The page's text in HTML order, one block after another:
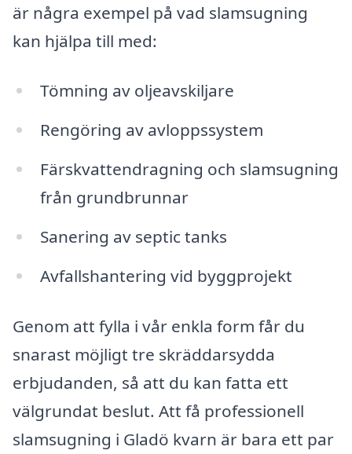
är några exempel på vad slamsugning
kan hjälpa till med:
Tömning av oljeavskiljare
Rengöring av avloppssystem
Färskvattendragning och slamsugning
från grundbrunnar
Sanering av septic tanks
Avfallshantering vid byggprojekt
Genom att fylla i vår enkla form får du
snarast möjligt tre skräddarsydda
erbjudanden, så att du kan fatta ett
välgrundat beslut. Att få professionell
slamsugning i Gladö kvarn är bara ett par